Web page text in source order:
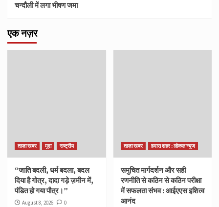
चन्दौली में लगा भीषण जमा
एक नज़र
ताज़ा खबर मुद्दा राष्ट्रीय
“जाति बदली, धर्म बदला, बदल
दिया है गोत्र, दादा गड़े ज़मीन में,
पंडित हो गया पौत्र।”
August 8, 2026 0
ताज़ा खबर हमारा शहर : लोकल न्यूज
समुचित मार्गदर्शन और सही
रणनीति से कठिन से कठिन परीक्षा
में सफलता संभव : आईएएस इशित्व
आनंद